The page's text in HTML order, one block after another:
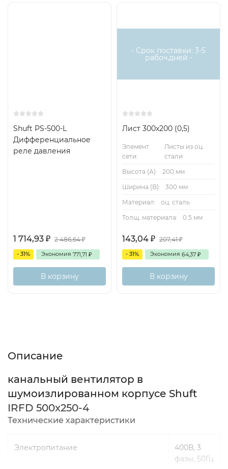
Shuft PS-500-L
Дифференциальное
реле давления
1 714,93 ₽ 2 486,64₽
- 31% Экономия 771,71 ₽
В корзину
- Срок поставки: 3-5
рабоч.дней -
Лист 300х200 (0,5)
Элемент
сети:
Листы из оц.
стали
Высота (А):
200 мм
Ширина (B):
300 мм
Материал:
оц. сталь
Толщ. материала:
0.5 мм
143,04 ₽ 207,41₽
- 31% Экономия 64,37 ₽
В корзину
Описание
канальный вентилятор в
шумоизлированном корпусе Shuft
IRFD 500x250-4
Технические характеристики
Электропитание
400В, 3
фазы, 50Гц